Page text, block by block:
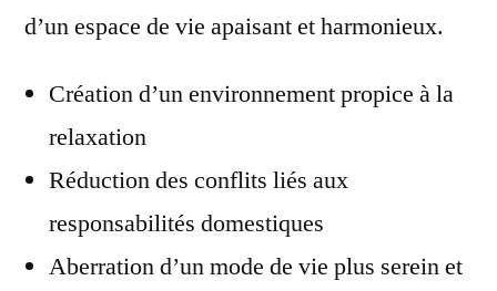
d’un espace de vie apaisant et harmonieux.
Création d’un environnement propice à la
relaxation
Réduction des conflits liés aux
responsabilités domestiques
Aberration d’un mode de vie plus serein et